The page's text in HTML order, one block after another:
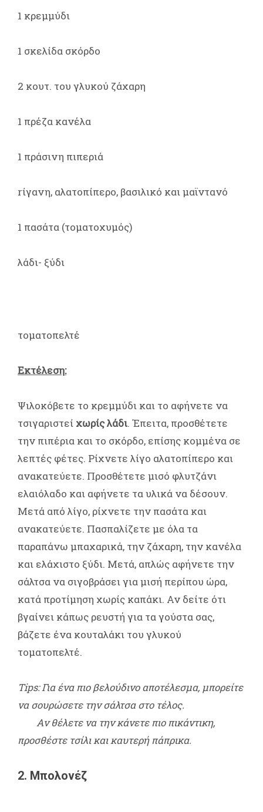
1 κρεμμύδι
1 σκελίδα σκόρδο
2 κουτ. του γλυκού ζάχαρη
1 πρέζα κανέλα
1 πράσινη πιπεριά
rίγανη, αλατοπίπερο, βασιλικό και μαϊντανό
1 πασάτα (τοματοχυμός)
λάδι- ξύδι
τοματοπελτέ
Εκτέλεση:
Ψιλοκόβετε το κρεμμύδι και το αφήνετε να
τσιγαριστεί χωρίς λάδι. Έπειτα, προσθέτετε
την πιπέρια και το σκόρδο, επίσης κομμένα σε
λεπτές φέτες. Ρίχνετε λίγο αλατοπίπερο και
ανακατεύετε. Προσθέτετε μισό φλυτζάνι
ελαιόλαδο και αφήνετε τα υλικά να δέσουν.
Μετά από λίγο, ρίχνετε την πασάτα και
ανακατεύετε. Πασπαλίζετε με όλα τα
παραπάνω μπαχαρικά, την ζάχαρη, την κανέλα
και ελάχιστο ξύδι. Μετά, απλώς αφήνετε την
σάλτσα να σιγοβράσει για μισή περίπου ώρα,
κατά προτίμηση χωρίς καπάκι. Αν δείτε ότι
βγαίνει κάπως ρευστή για τα γούστα σας,
βάζετε ένα κουταλάκι του γλυκού
τοματοπελτέ.
Tips: Για ένα πιο βελούδινο αποτέλεσμα, μπορείτε
να σουρώσετε την σάλτσα στο τέλος.
Αν θέλετε να την κάνετε πιο πικάντικη,
προσθέστε τσίλι και καυτερή πάπρικα.
2. Μπολονέζ